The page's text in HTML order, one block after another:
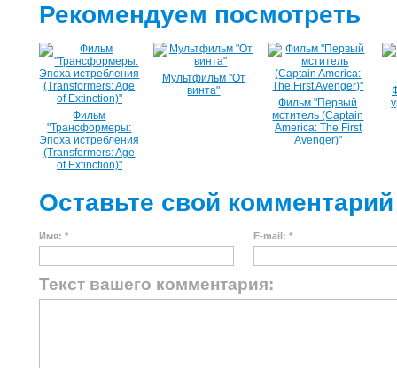
Рекомендуем посмотреть
Фильм
"Трансформеры:
Эпоха истребления
(Transformers: Age
of Extinction)"
Мультфильм "От
винта"
Фильм "Первый
мститель (Captain
America: The First
Avenger)"
Оставьте свой комментарий
Имя: * E-mail: *
Текст вашего комментария: